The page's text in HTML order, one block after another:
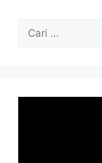
untuk: